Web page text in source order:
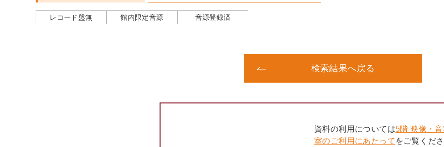
レコード盤無 館内限定音源 音源登録済
検索結果へ戻る
資料の利用については5階 映像・
室のご利用にあたって をご覧くださ